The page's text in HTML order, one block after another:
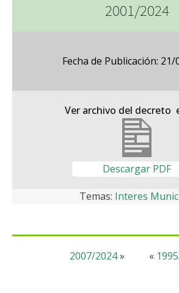
2001/2024
Fecha de Publicación:
Ver archivo del decreto
Descargar PDF
Temas: Interes
«
2007/2024»